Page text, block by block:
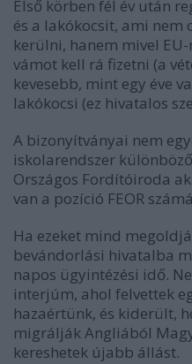
Első körben fél év után
és a lakókocsit, ami nem
kerülni, hanem mivel
vámot kell rá fizetni (a
kevesebb, mint egy éve
lakókocsi (ez hivatalos
A bizonyítványai nem
iskolarendszer
Országos Fordítóiroda
van a pozíció FEOR
Ha ezeket mind
bevándorlási hivatalba
napos ügyintézési idő.
interjúm, ahol felvettek
hazaértünk, és kiderült,
migrálják Angliából
kereshetek újabb állást.